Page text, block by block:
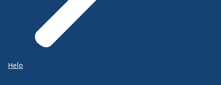
Help